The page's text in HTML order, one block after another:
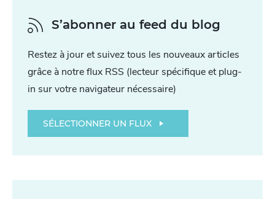
S’abonner au feed du blog
Restez à jour et suivez tous les nouveaux articles
grâce à notre flux RSS (lecteur spécifique et plug-
in sur votre navigateur nécessaire)
SÉLECTIONNER UN FLUX